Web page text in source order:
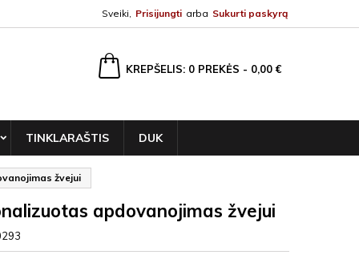
Sveiki, Prisijungti arba Sukurti paskyrą
KREPŠELIS 0 PREKĖS - 0,00 €
TINKLARAŠTIS DUK
žvejui
apdovanojimas žvejui